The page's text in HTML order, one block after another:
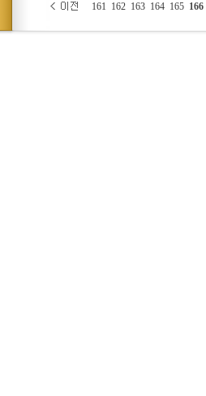
161 162 163 164 165 166